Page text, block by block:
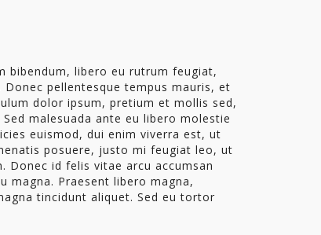
bibendum, libero eu rutrum feugiat,
pellentesque tempus mauris, et
dolor ipsum, pretium et mollis sed,
malesuada ante eu libero molestie
euismod, dui enim viverra est, ut
posuere, justo mi feugiat leo, ut
Donec id felis vitae arcu accumsan
magna. Praesent libero magna,
tincidunt aliquet. Sed eu tortor